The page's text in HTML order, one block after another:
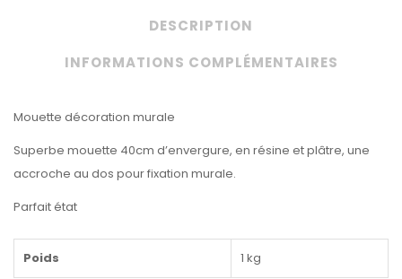
DESCRIPTION
INFORMATIONS COMPLÉMENTAIRES
Mouette décoration murale
Superbe mouette 40cm d’envergure, en résine et plâtre, une
accroche au dos pour fixation murale.
Parfait état
Poids 1 kg